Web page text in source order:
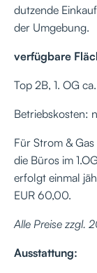
dutzende
der Umgebung.
verfügbare
Top 2B, 1. OG
Betriebskosten:
Für Strom &
die Büros im
erfolgt einmal
EUR 60,00.
Alle Preise zzgl.
Ausstattung: